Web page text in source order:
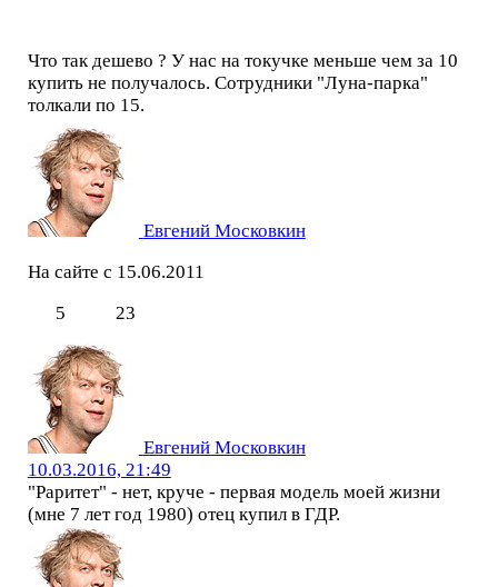
Что так дешево ? У нас на токучке меньше чем за 10
купить не получалось. Сотрудники "Луна-парка"
толкали по 15.
Евгений Московкин
На сайте с 15.06.2011
5
23
Евгений Московкин
10.03.2016, 21:49
"Раритет" - нет, круче - первая модель моей жизни
(мне 7 лет год 1980) отец купил в ГДР.